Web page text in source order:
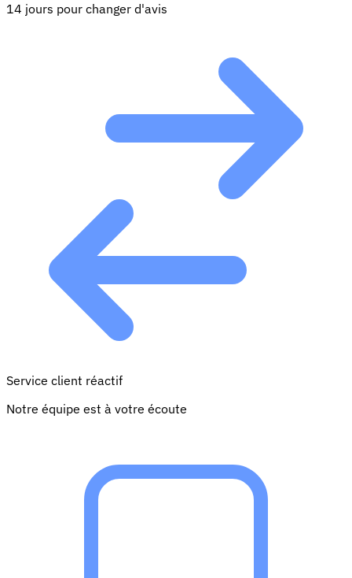
14 jours pour changer d'avis
Service client réactif
Notre équipe est à votre écoute